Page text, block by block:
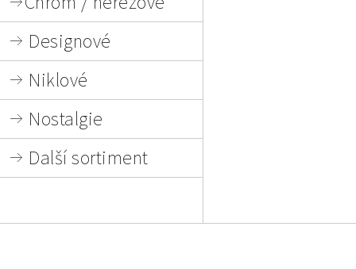
Designové
Niklové
Nostalgie
Další sortiment